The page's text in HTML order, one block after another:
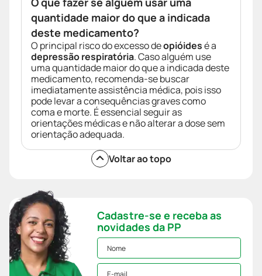
quantidade maior do que a indicada
deste medicamento?
O principal risco do excesso deopióidesé a
depressão respiratória. Caso alguém use
uma quantidade maior do que a indicada deste
medicamento, recomenda-se buscar
imediatamente assistência médica, pois isso
pode levar a consequências graves como
coma e morte. É essencial seguir as
orientações médicas e não alterar a dose sem
orientação adequada.
Voltar ao topo
Cadastre-se e receba as
novidades da PP